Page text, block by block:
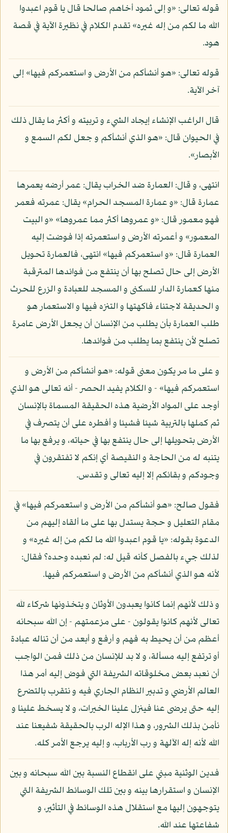
قوله تعالى: «و إلى ثمود أخاهم صالحا قال يا قوم اعبدوا
الله ما لكم من إله غيره» تقدم الكلام في نظيرة الآية في قصة
هود.
قوله تعالى: «هو أنشأكم من الأرض و استعمركم فيها» إلى
آخر الآية.
قال الراغب الإنشاء إيجاد الشيء و تربيته و أكثر ما يقال ذلك
في الحيوان قال: «هو الذي أنشأكم و جعل لكم السمع و
الأبصار».
انتهى، و قال: العمارة ضد الخراب يقال: عمر أرضه يعمرها
عمارة قال: «و عمارة المسجد الحرام» يقال: عمرته فعمر
فهو معمور قال: «و عمروها أكثر مما عمروها» «و البيت
المعمور» و أعمرته الأرض و استعمرته إذا فوضت إليه
العمارة قال: «و استعمركم فيها» انتهى، فالعمارة تحويل
الأرض إلى حال تصلح بها أن ينتفع من فوائدها المترقبة
منها كعمارة الدار للسكنى و المسجد للعبادة و الزرع للحرث
و الحديقة لاجتناء فاكهتها و التنزه فيها و الاستعمار هو
طلب العمارة بأن يطلب من الإنسان أن يجعل الأرض عامرة
تصلح لأن ينتفع بما يطلب من فوائدها.
و على ما مر يكون معنى قوله: «هو أنشأكم من الأرض و
استعمركم فيها» - و الكلام يفيد الحصر - أنه تعالى هو الذي
أوجد على المواد الأرضية هذه الحقيقة المسماة بالإنسان
ثم كملها بالتربية شيئا فشيئا و أفطره على أن يتصرف في
الأرض بتحويلها إلى حال ينتفع بها في حياته، و يرفع بها ما
يتنبه له من الحاجة و النقيصة أي إنكم لا تفتقرون في
وجودكم و بقائكم إلا إليه تعالى و تقدس.
فقول صالح: «هو أنشأكم من الأرض و استعمركم فيها» في
مقام التعليل و حجة يستدل بها على ما ألقاه إليهم من
الدعوة بقوله: «يا قوم اعبدوا الله ما لكم من إله غيره» و
لذلك جيء بالفصل كأنه قيل له: لم نعبده وحده؟ فقال:
لأنه هو الذي أنشأكم من الأرض و استعمركم فيها.
و ذلك لأنهم إنما كانوا يعبدون الأوثان و يتخذونها شركاء لله
تعالى لأنهم كانوا يقولون - على مزعمتهم - إن الله سبحانه
أعظم من أن يحيط به فهم و أرفع و أبعد من أن تناله عبادة
أو ترتفع إليه مسألة، و لا بد للإنسان من ذلك فمن الواجب
أن نعبد بعض مخلوقاته الشريفة التي فوض إليه أمر هذا
العالم الأرضي و تدبير النظام الجاري فيه و نتقرب بالتضرع
إليه حتى يرضى عنا فينزل علينا الخيرات، و لا يسخط علينا و
نأمن بذلك الشرور، و هذا الإله الرب بالحقيقة شفيعنا عند
الله لأنه إله الآلهة و رب الأرباب، و إليه يرجع الأمر كله.
فدين الوثنية مبني على انقطاع النسبة بين الله سبحانه و بين
الإنسان و استقرارها بينه و بين تلك الوسائط الشريفة التي
يتوجهون إليها مع استقلال هذه الوسائط في التأثير، و
شفاعتها عند الله.